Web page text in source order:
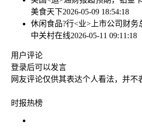
美食天下2026-05-09 18:54:18
休闲食品?行<业>上市公司财务
中关村在线2026-05-11 09:11:18
用户评论
登录后可以发言
网友评论仅供其表达个人看法，并不
时报热榜